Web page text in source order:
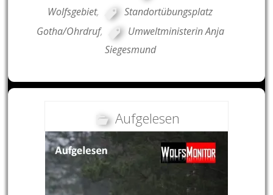
Wolfsgebiet,
Standortübungsplatz
Gotha/Ohrdruf,
Umweltministerin Anja
Siegesmund
Aufgelesen